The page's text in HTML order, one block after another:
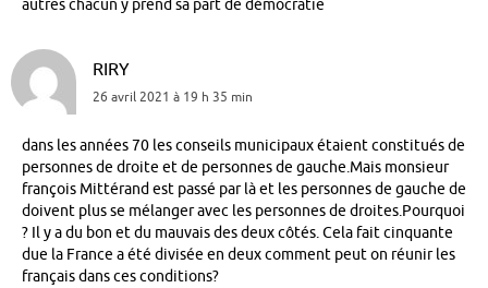
autres chacun y prend sa part de démocratie
RIRY
26 avril 2021 à 19 h 35 min
dans les années 70 les conseils municipaux étaient constitués de
personnes de droite et de personnes de gauche.Mais monsieur
françois Mittérand est passé par là et les personnes de gauche de
doivent plus se mélanger avec les personnes de droites.Pourquoi
? Il y a du bon et du mauvais des deux côtés. Cela fait cinquante
due la France a été divisée en deux comment peut on réunir les
français dans ces conditions?